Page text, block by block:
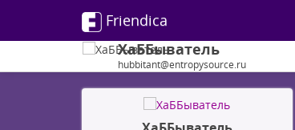
Friendica
ХаББыватель
hubbitant@entropysource.ru